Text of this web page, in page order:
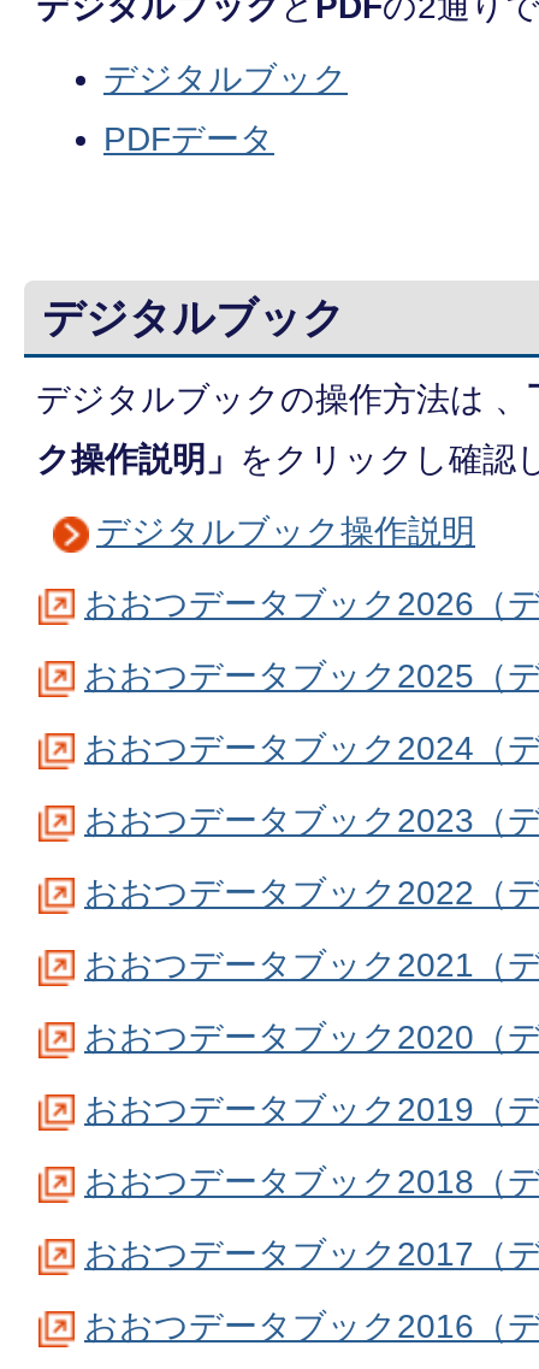
デジタルブック
PDFデータ
デジタルブック
デジタルブックの操作方法は 、
ク操作説明」 をクリックし確認
デジタルブック操作説明
おおつデータブック2026（
おおつデータブック2025（
おおつデータブック2024（
おおつデータブック2023（
おおつデータブック2022（
おおつデータブック2021（
おおつデータブック2020（
おおつデータブック2019（
おおつデータブック2018（
おおつデータブック2017（
おおつデータブック2016（